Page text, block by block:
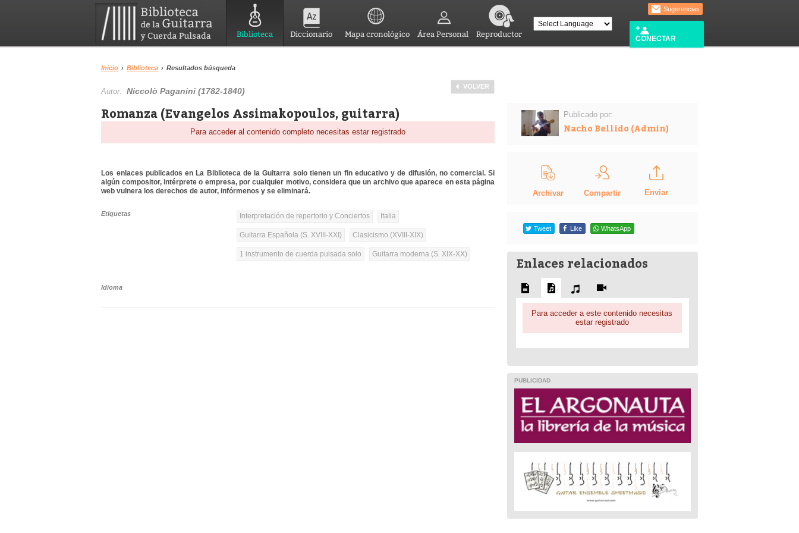
Biblioteca Diccionario Mapa cronológico Área Personal Reproductor
Sugerencias
CONECTAR
Inicio › Biblioteca › Resultados búsqueda
VOLVER
Autor:Niccolò Paganini (1782-1840)
Romanza (Evangelos Assimakopoulos, guitarra)
Para acceder al contenido completo necesitas estar registrado
Los enlaces publicados en La Biblioteca de la Guitarra solo tienen un fin educativo y de difusión, no comercial. Si
algún compositor, intérprete o empresa, por cualquier motivo, considera que un archivo que aparece en esta página
web vulnera los derechos de autor, infórmenos y se eliminará.
Etiquetas Interpretación de repertorio y Conciertos Italia
Guitarra Española (S. XVIII-XXI) Clasicismo (XVIII-XIX)
1 instrumento de cuerda pulsada solo Guitarra moderna (S. XIX-XX)
Idioma
Publicado por:
Nacho Bellido (Admin)
Archivar Compartir Enviar
Tweet Like WhatsApp
Enlaces relacionados
Para acceder a este contenido necesitas
estar registrado
PUBLICIDAD